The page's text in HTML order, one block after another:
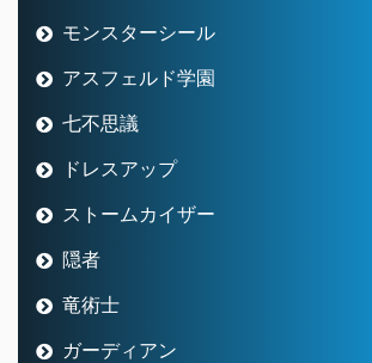
モンスターシール
アスフェルド学園
七不思議
ドレスアップ
ストームカイザー
隠者
竜術士
ガーディアン